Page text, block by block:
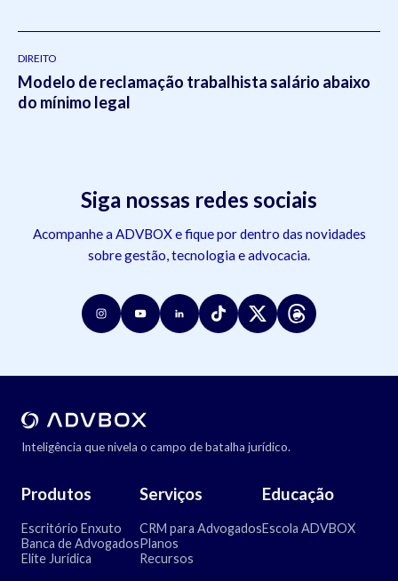
DIREITO
Modelo de reclamação trabalhista salário abaixo
do mínimo legal
Siga nossas redes sociais
Acompanhe a ADVBOX e fique por dentro das novidades
sobre gestão, tecnologia e advocacia.
Inteligência que nivela o campo de batalha jurídico.
Produtos
Escritório Enxuto
Banca de Advogados
Elite Jurídica
Serviços
CRM para Advogados
Planos
Recursos
Educação
Escola ADVBOX